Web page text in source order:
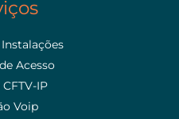
Acesso
IP
Voip